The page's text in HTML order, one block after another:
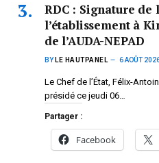
RDC : Signature
l’établissement à
de l’AUDA-NEPAD
BY LE HAUTPANEL 6 AOÛT
Le Chef de l’État, Félix-
présidé ce jeudi 06…
Partager :
Facebook